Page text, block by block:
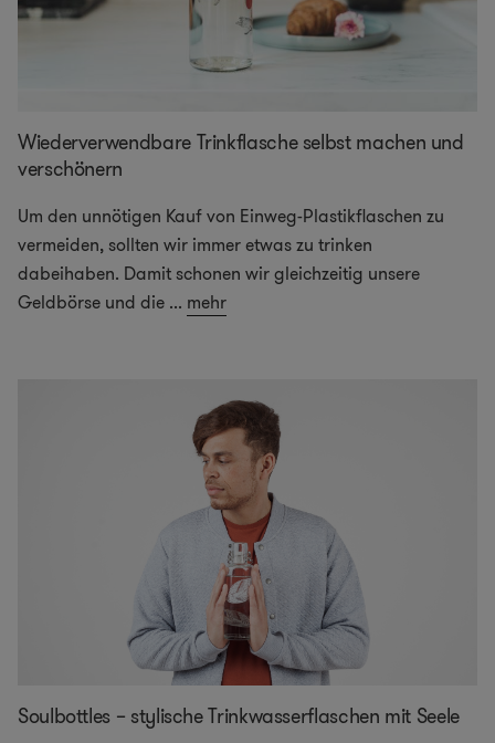
Wiederverwendbare Trinkflasche selbst machen und
verschönern
Um den unnötigen Kauf von Einweg-Plastikflaschen zu
vermeiden, sollten wir immer etwas zu trinken
dabeihaben. Damit schonen wir gleichzeitig unsere
Geldbörse und die ... mehr
Soulbottles – stylische Trinkwasserflaschen mit Seele